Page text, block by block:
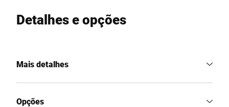
Detalhes e opções
Mais detalhes
Opções